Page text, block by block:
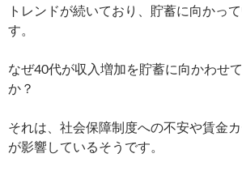
トレンドが続いており、貯蓄に向かっ
す。
なぜ40代が収入増加を貯蓄に向かわせ
か？
それは、社会保障制度への不安や賃金
が影響しているそうです。